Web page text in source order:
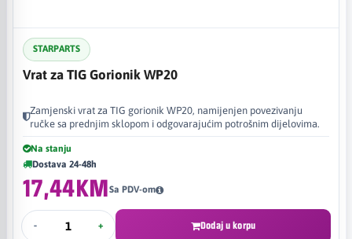
STARPARTS
Vrat za TIG Gorionik WP20
Zamjenski vrat za TIG gorionik WP20, namijenjen povezivanju
ručke sa prednjim sklopom i odgovarajućim potrošnim dijelovima.
Na stanju
Dostava 24-48h
17,44KMSa PDV-om
- + Dodaj u korpu